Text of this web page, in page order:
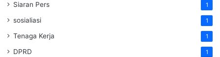
Siaran Pers 1
sosialiasi 1
Tenaga Kerja 1
DPRD 1